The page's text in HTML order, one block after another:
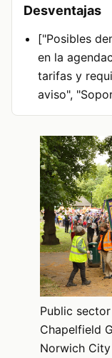
Desventajas
["Posibles
en la
tarifas y
aviso",
Public
Chapelfield
Norwich City